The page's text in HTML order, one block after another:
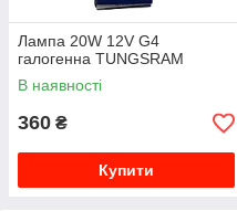
Лампа 20W 12V G4
галогенна TUNGSRAM
В наявності
360 ₴
Купити